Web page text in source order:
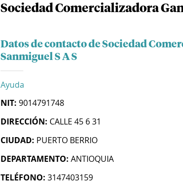
Sociedad Comercializadora
Datos de contacto de Sociedad
Sanmiguel S A S
Ayuda
NIT: 9014791748
DIRECCIÓN: CALLE 45 6 31
CIUDAD: PUERTO BERRIO
DEPARTAMENTO: ANTIOQUIA
TELÉFONO: 3147403159